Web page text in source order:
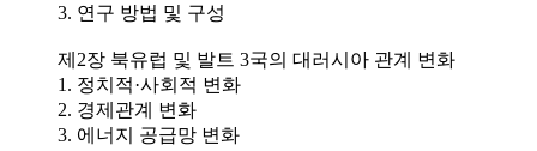
3. 연구 방법 및 구성
제2장 북유럽 및 발트 3국의 대러시아 관계 변화
1. 정치적·사회적 변화
2. 경제관계 변화
3. 에너지 공급망 변화